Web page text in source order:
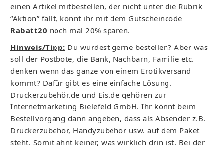
einen Artikel mitbestellen, der nicht unter die Rubrik
“Aktion” fällt, könnt ihr mit dem Gutscheincode
Rabatt20 noch mal 20% sparen.
Hinweis/Tipp: Du würdest gerne bestellen? Aber was
soll der Postbote, die Bank, Nachbarn, Familie etc.
denken wenn das ganze von einem Erotikversand
kommt? Dafür gibt es eine einfache Lösung.
Druckerzubehör.de und Eis.de gehören zur
Internetmarketing Bielefeld GmbH. Ihr könnt beim
Bestellvorgang dann angeben, dass als Absender z.B.
Druckerzubehör, Handyzubehör usw. auf dem Paket
steht. Somit ahnt keiner, was wirklich drin ist. Bei der